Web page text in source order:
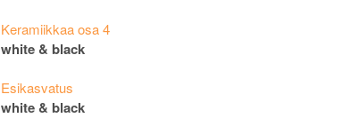
Keramiikkaa osa 4
white & black
Esikasvatus
white & black